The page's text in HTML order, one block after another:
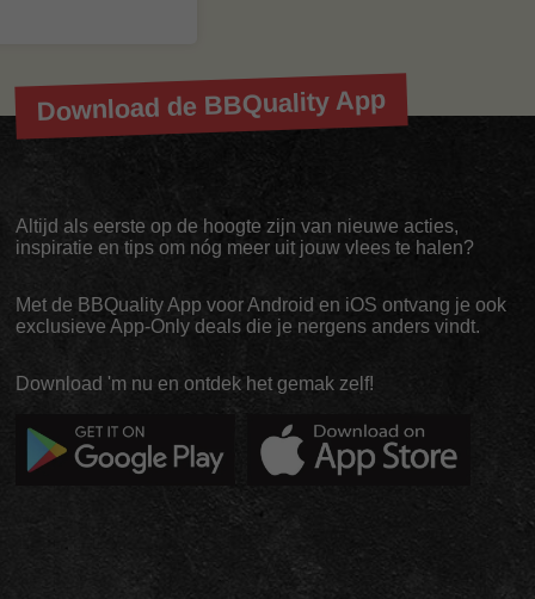
Download de BBQuality App
Altijd als eerste op de hoogte zijn van nieuwe acties,
inspiratie en tips om nóg meer uit jouw vlees te halen?
Met de BBQuality App voor Android en iOS ontvang je ook
exclusieve App-Only deals die je nergens anders vindt.
Download 'm nu en ontdek het gemak zelf!